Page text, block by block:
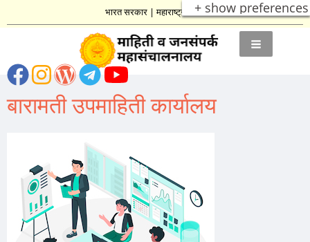
+ show preferences
भारत सरकार|महाराष्ट्र शासन
बारामती उपमाहिती कार्यालय